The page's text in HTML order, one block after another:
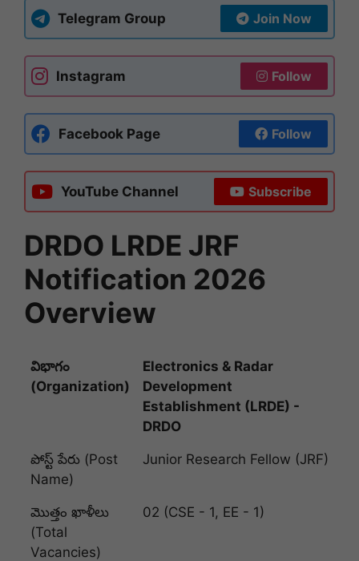
Telegram Group Join Now
Instagram Follow
Facebook Page Follow
YouTube Channel Subscribe
DRDO LRDE JRF
Notification 2026
Overview
విభాగం
(Organization)
Electronics & Radar
Development
Establishment (LRDE) -
DRDO
పోస్ట్ పేరు (Post
Name)
Junior Research Fellow (JRF)
మొత్తం ఖాళీలు
(Total
Vacancies)
02 (CSE - 1, EE - 1)